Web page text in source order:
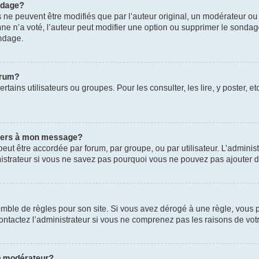
peuvent être modifiés que par l’auteur original, un modérateur
n’a voté, l’auteur peut modifier une option ou supprimer le
utilisateurs ou groupes. Pour les consulter, les lire, y
à mon message?
être accordée par forum, par groupe, ou par utilisateur.
si vous ne savez pas pourquoi vous ne pouvez pas ajouter
de règles pour son site. Si vous avez dérogé à une règle,
l’administrateur si vous ne comprenez pas les raisons de